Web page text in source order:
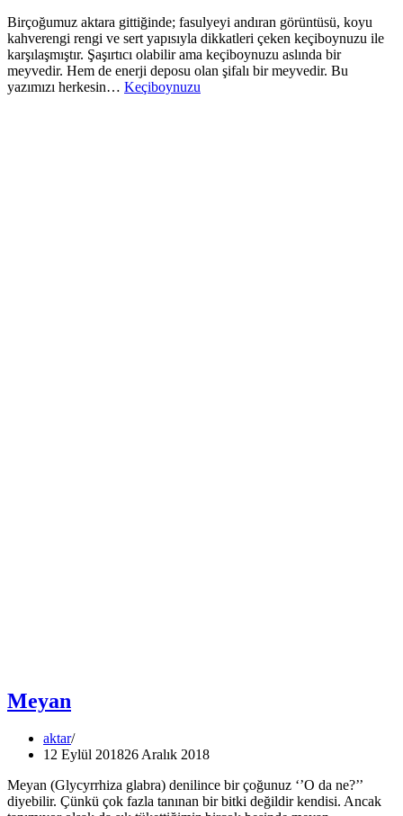
Birçoğumuz aktara gittiğinde; fasulyeyi andıran görüntüsü, koyu
kahverengi rengi ve sert yapısıyla dikkatleri çeken keçiboynuzu ile
karşılaşmıştır. Şaşırtıcı olabilir ama keçiboynuzu aslında bir
meyvedir. Hem de enerji deposu olan şifalı bir meyvedir. Bu
yazımızı herkesin… Keçiboynuzu
Meyan
aktar
12 Eylül 201826 Aralık 2018
Meyan (Glycyrrhiza glabra) denilince bir çoğunuz ‘’O da ne?’’
diyebilir. Çünkü çok fazla tanınan bir bitki değildir kendisi. Ancak